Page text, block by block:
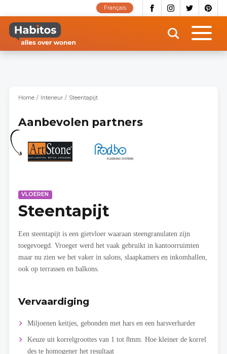
naar
inhoud
gaan
Français
Home Interieur Steentapijt
Aanbevolen partners
VLOEREN
Steentapijt
Een steentapijt is een gietvloer waaraan steengranulaten zijn
toegevoegd. Vroeger werd het vaak gebruikt in kantoorruimten
maar nu zien we het vaker in salons, slaapkamers en inkomhallen,
ook op terrassen en balkons.
Vervaardiging
Miljoenen keitjes, gebonden met hars en een harsverharder
Keuze uit korrelgroottes van 1 tot 8mm. Hoe kleiner de korrel
des te homogener het resultaat